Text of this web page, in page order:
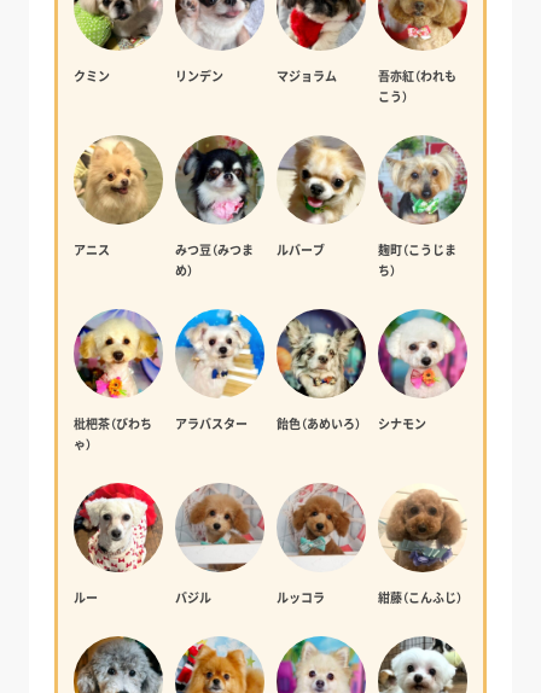
クミン リンデン マジョラム
吾亦紅（われも
こう）
アニス
みつ豆（みつま
め）
ルバーブ
麹町（こうじま
ち）
枇杷茶（びわち
ゃ）
アラバスター 飴色（あめいろ） シナモン
ルー バジル ルッコラ 紺藤（こんふじ）